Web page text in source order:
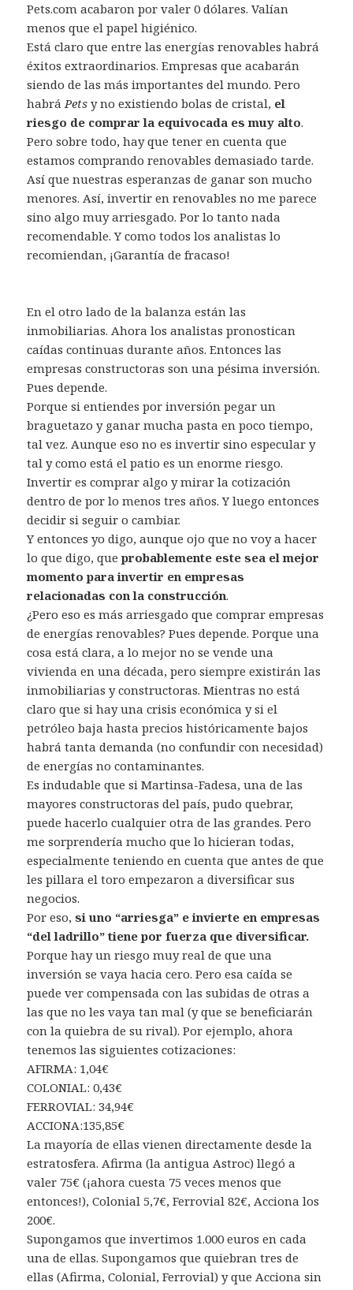
Pets.com acabaron por valer 0 dólares. Valían
menos que el papel higiénico.
Está claro que entre las energías renovables habrá
éxitos extraordinarios. Empresas que acabarán
siendo de las más importantes del mundo. Pero
habráPets y no existiendo bolas de cristal, el
riesgo de comprar la equivocada es muy alto.
Pero sobre todo, hay que tener en cuenta que
estamos comprando renovables demasiado tarde.
Así que nuestras esperanzas de ganar son mucho
menores. Así, invertir en renovables no me parece
sino algo muy arriesgado. Por lo tanto nada
recomendable. Y como todos los analistas lo
recomiendan, ¡Garantía de fracaso!
En el otro lado de la balanza están las
inmobiliarias. Ahora los analistas pronostican
caídas continuas durante años. Entonces las
empresas constructoras son una pésima inversión.
Pues depende.
Porque si entiendes por inversión pegar un
braguetazo y ganar mucha pasta en poco tiempo,
tal vez. Aunque eso no es invertir sino especular y
tal y como está el patio es un enorme riesgo.
Invertir es comprar algo y mirar la cotización
dentro de por lo menos tres años. Y luego entonces
decidir si seguir o cambiar.
Y entonces yo digo, aunque ojo que no voy a hacer
lo que digo, queprobablemente este sea el mejor
momento para invertir en empresas
relacionadas con la construcción.
¿Pero eso es más arriesgado que comprar empresas
de energías renovables? Pues depende. Porque una
cosa está clara, a lo mejor no se vende una
vivienda en una década, pero siempre existirán las
inmobiliarias y constructoras. Mientras no está
claro que si hay una crisis económica y si el
petróleo baja hasta precios históricamente bajos
habrá tanta demanda (no confundir con necesidad)
de energías no contaminantes.
Es indudable que si Martinsa-Fadesa, una de las
mayores constructoras del país, pudo quebrar,
puede hacerlo cualquier otra de las grandes. Pero
me sorprendería mucho que lo hicieran todas,
especialmente teniendo en cuenta que antes de que
les pillara el toro empezaron a diversificar sus
negocios.
Por eso,si uno “arriesga” e invierte en empresas
“del ladrillo” tiene por fuerza que diversificar.
Porque hay un riesgo muy real de que una
inversión se vaya hacia cero. Pero esa caída se
puede ver compensada con las subidas de otras a
las que no les vaya tan mal (y que se beneficiarán
con la quiebra de su rival). Por ejemplo, ahora
tenemos las siguientes cotizaciones:
AFIRMA: 1,04€
COLONIAL: 0,43€
FERROVIAL: 34,94€
ACCIONA:135,85€
La mayoría de ellas vienen directamente desde la
estratosfera. Afirma (la antigua Astroc) llegó a
valer 75€ (¡ahora cuesta 75 veces menos que
entonces!), Colonial 5,7€, Ferrovial 82€, Acciona los
200€.
Supongamos que invertimos 1.000 euros en cada
una de ellas. Supongamos que quiebran tres de
ellas (Afirma, Colonial, Ferrovial) y que Acciona sin